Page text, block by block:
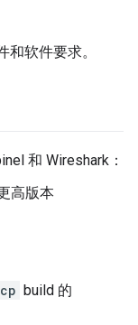
软件要求。
和 Wireshark：
高版本
build 的